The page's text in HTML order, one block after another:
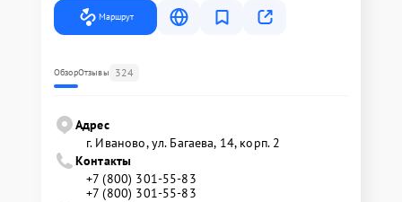
Маршрут
ОбзорОтзывы 324
Адрес
г. Иваново, ул. Багаева, 14, корп. 2
Контакты
+7 (800) 301-55-83
+7 (800) 301-55-83